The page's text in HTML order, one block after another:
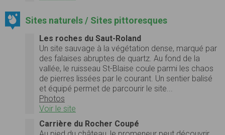
Sites naturels / Sites pittoresques
Les roches du Saut-Roland
Un site sauvage à la végétation dense, marqué par
des falaises abruptes de quartz. Au fond de la
vallée, le ruisseau St-Blaise coule parmi les chaos
de pierres lissées par le courant. Un sentier balisé
et équipé permet de parcourir le site...
Photos
Voir le site
Carrière du Rocher Coupé